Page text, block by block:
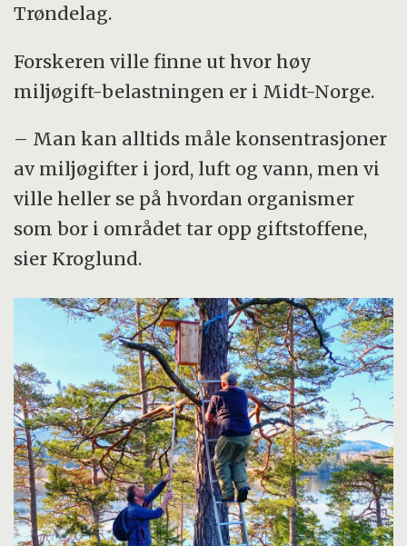
Trøndelag.
Forskeren ville finne ut hvor høy
miljøgift-belastningen er i Midt-Norge.
– Man kan alltids måle konsentrasjoner
av miljøgifter i jord, luft og vann, men vi
ville heller se på hvordan organismer
som bor i området tar opp giftstoffene,
sier Kroglund.